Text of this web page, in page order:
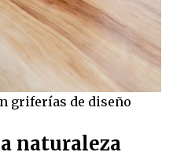
griferías de diseño
naturaleza